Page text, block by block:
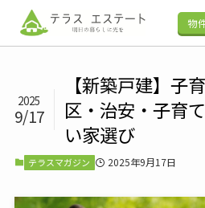
物
【新築戸建】子
区・治安・子育
い家選び
2025
9/17
テラスマガジン 2025年9月17日